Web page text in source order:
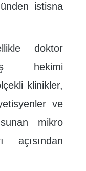
istisna
doktor
hekimi
klinikler,
ve
mikro
açısından